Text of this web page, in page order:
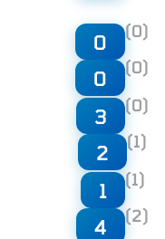
0 (0)
0 (0)
3 (0)
2 (1)
1 (1)
4 (2)